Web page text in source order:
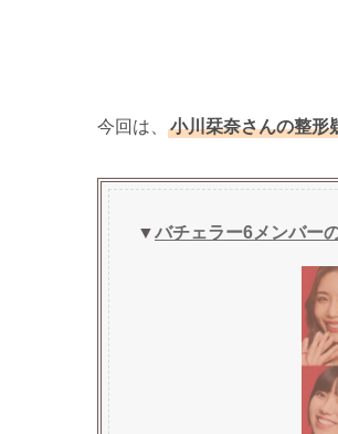
今回は、 小川栞奈さんの整形
▼バチェラー6メンバー